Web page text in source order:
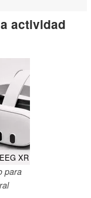
actividad
XR
para